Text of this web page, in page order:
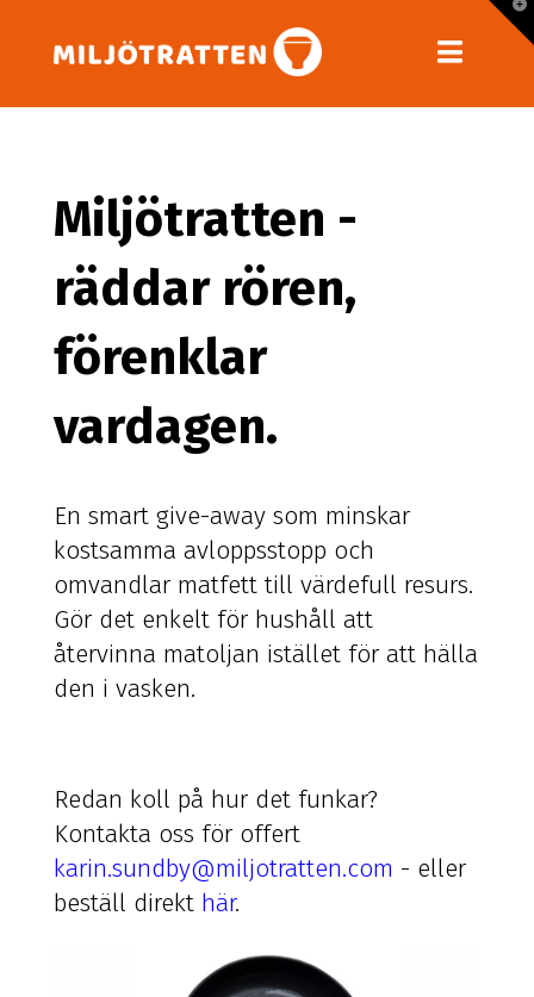
Miljötratten -
räddar rören,
förenklar
vardagen.
En smart give-away som minskar
kostsamma avloppsstopp och
omvandlar matfett till värdefull resurs.
Gör det enkelt för hushåll att
återvinna matoljan istället för att hälla
den i vasken.
Redan koll på hur det funkar?
Kontakta oss för offert
karin.sundby@miljotratten.com - eller
beställ direkt här.